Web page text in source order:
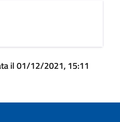
il 01/12/2021, 15:11